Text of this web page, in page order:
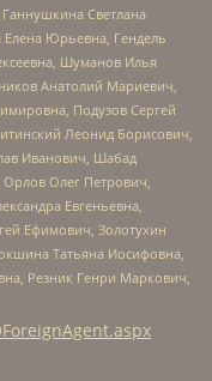
Светлана
Елена Юрьевна, Гендель
Шуманов Илья
Анатолий Мариевич,
Подузов Сергей
Леонид Борисович,
Иванович, Шабад
Олег Петрович,
Евгеньевна,
Ефимович, Золотухин
Татьяна Иосифовна,
Резник Генри Маркович,